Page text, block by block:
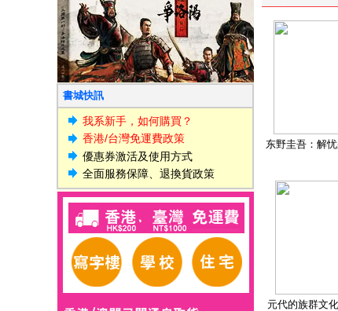
書城快訊
我系新手，如何購買？
香港/台灣免運費政策
優惠券激活及使用方式
全面服務保障、退換貨政策
东野圭吾：解
元代的族群文